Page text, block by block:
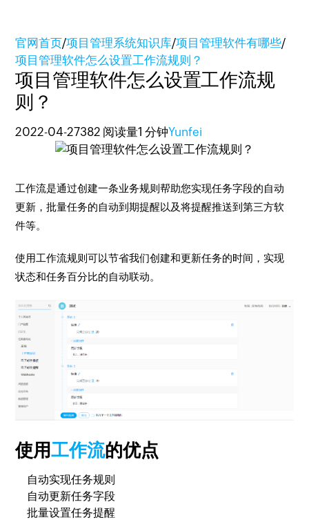
官网首页/项目管理系统知识库/项目管理软件有哪些/
项目管理软件怎么设置工作流规则？
项目管理软件怎么设置工作流规
则？
2022-04-27382 阅读量1 分钟Yunfei
工作流是通过创建一条业务规则帮助您实现任务字段的自动
更新，批量任务的自动到期提醒以及将提醒推送到第三方软
件等。
使用工作流规则可以节省我们创建和更新任务的时间，实现
状态和任务百分比的自动联动。
使用工作流的优点
自动实现任务规则
自动更新任务字段
批量设置任务提醒